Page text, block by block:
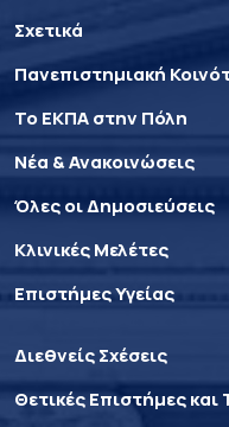
Σχετικά
Πανεπιστημιακή
Το ΕΚΠΑ στην Πόλη
Νέα & Ανακοινώσεις
Όλες οι Δημοσιεύσεις
Κλινικές Μελέτες
Επιστήμες Υγείας
Διεθνείς Σχέσεις
Θετικές Επιστήμες και